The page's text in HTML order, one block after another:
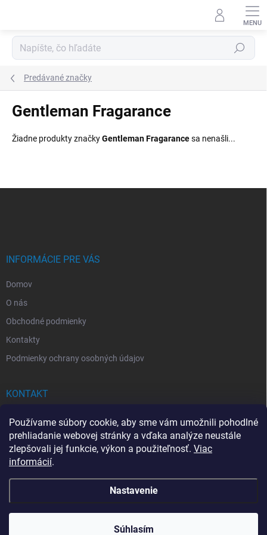
Používame súbory cookie, aby sme vám umožnili pohodlné
prehliadanie webovej stránky a vďaka analýze neustále
zlepšovali jej funkcie, výkon a použiteľnosť. Viac
informácií.
Nastavenie
Súhlasím
Hľadať
Predávané značky
Gentleman Fragarance
Žiadne produkty značkyGentleman Fragarancesa nenašli...
INFORMÁCIE PRE VÁS
Domov
O nás
Obchodné podmienky
Kontakty
Podmienky ochrany osobných údajov
KONTAKT
info@drogerkovo.sk
Copyright 2026Drogerkovo. Všetky práva vyhradené.Upraviť nastavenie
cookies